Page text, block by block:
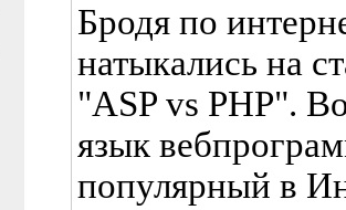
Бродя по
натыкались на
"ASP vs PHP".
язык
популярный в